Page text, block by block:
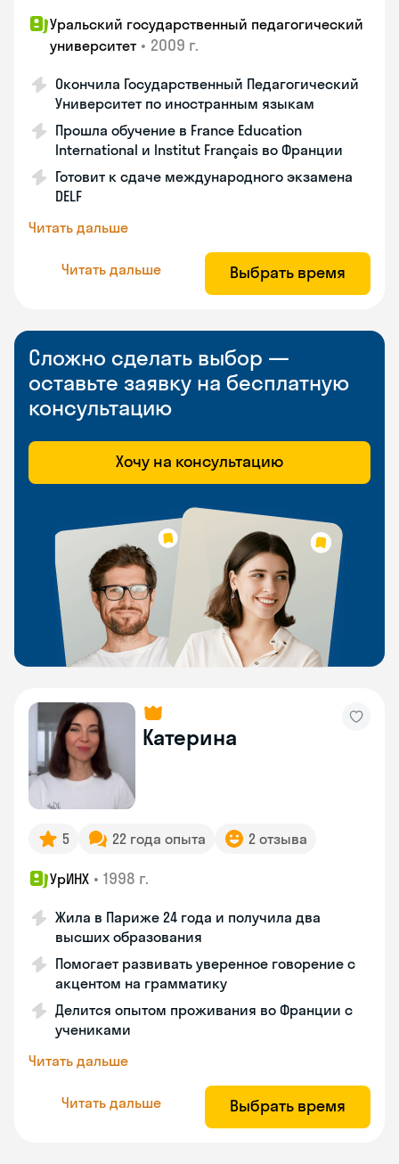
Уральский государственный педагогический
университет • 2009 г.
Окончила Государственный Педагогический
Университет по иностранным языкам
Прошла обучение в France Education
International и Institut Français во Франции
Готовит к сдаче международного экзамена
DELF
Читать дальше
Читать дальше Выбрать время
Сложно сделать выбор —
оставьте заявку на бесплатную
консультацию
Хочу на консультацию
Катерина
5 22 года опыта 2 отзыва
УрИНХ • 1998 г.
Жила в Париже 24 года и получила два
высших образования
Помогает развивать уверенное говорение с
акцентом на грамматику
Делится опытом проживания во Франции с
учениками
Читать дальше
Читать дальше Выбрать время